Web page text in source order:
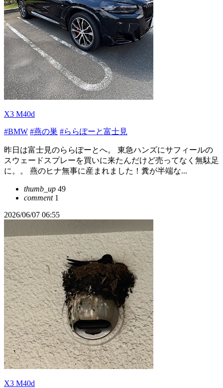
X3 M40d
#BMW #燕の巣 #ららぽーと富士見
昨日は富士見のららぽーとへ。 東急ハンズにサフィールの
スウェードスプレーを買いに来たんだけど売ってなく無駄足
に。。 燕のヒナ無事に産まれました！糞が半端な...
thumb_up 49
comment1
2026/06/07 06:55
X3 M40d